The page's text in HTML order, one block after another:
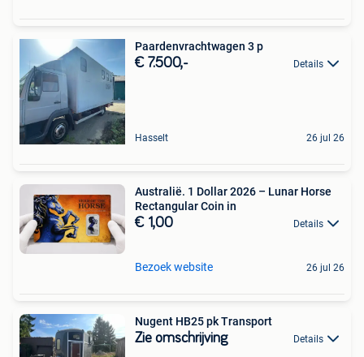
Paardenvrachtwagen 3 p
€ 7.500,- Details
Hasselt 26 jul 26
Australië. 1 Dollar 2026 – Lunar Horse
Rectangular Coin in
€ 1,00 Details
Bezoek website 26 jul 26
Nugent HB25 pk Transport
Zie omschrijving Details